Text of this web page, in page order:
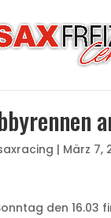
| März 7,
den 16.03